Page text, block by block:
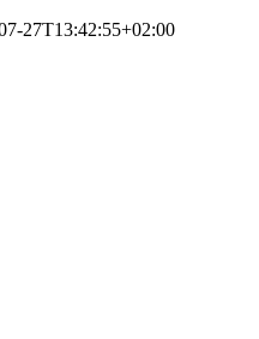
27T13:42:55+02:00